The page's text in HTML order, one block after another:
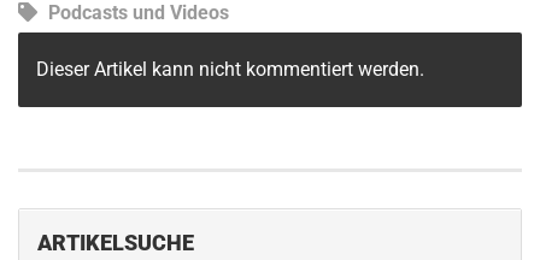
Podcasts und Videos
Dieser Artikel kann nicht kommentiert werden.
ARTIKELSUCHE